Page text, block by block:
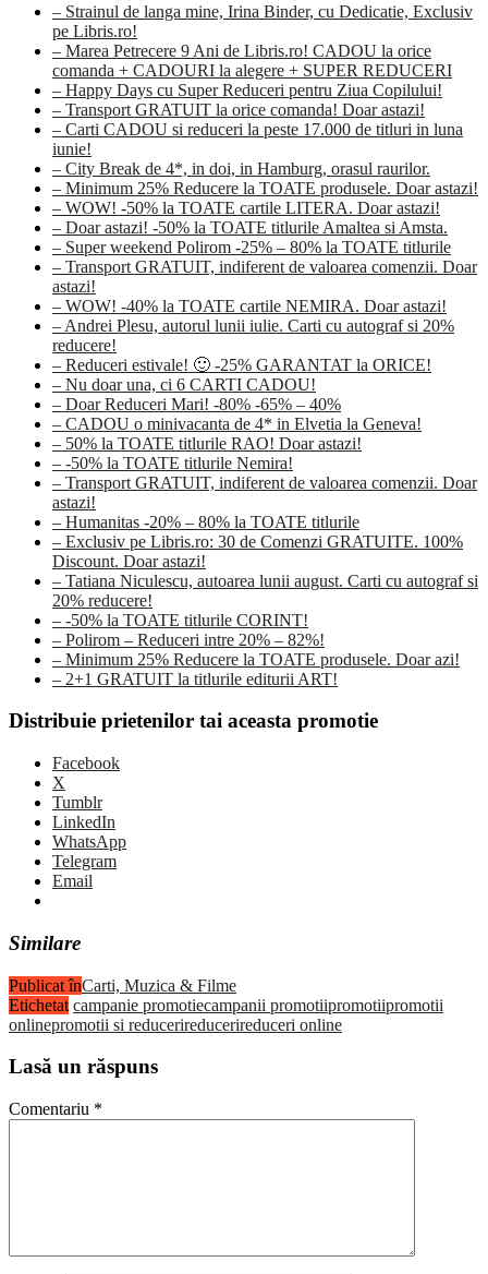
– Strainul de langa mine, Irina Binder, cu Dedicatie, Exclusiv
pe Libris.ro!
– Marea Petrecere 9 Ani de Libris.ro! CADOU la orice
comanda + CADOURI la alegere + SUPER REDUCERI
– Happy Days cu Super Reduceri pentru Ziua Copilului!
– Transport GRATUIT la orice comanda! Doar astazi!
– Carti CADOU si reduceri la peste 17.000 de titluri in luna
iunie!
– City Break de 4*, in doi, in Hamburg, orasul raurilor.
– Minimum 25% Reducere la TOATE produsele. Doar astazi!
– WOW! -50% la TOATE cartile LITERA. Doar astazi!
– Doar astazi! -50% la TOATE titlurile Amaltea si Amsta.
– Super weekend Polirom -25% – 80% la TOATE titlurile
– Transport GRATUIT, indiferent de valoarea comenzii. Doar
astazi!
– WOW! -40% la TOATE cartile NEMIRA. Doar astazi!
– Andrei Plesu, autorul lunii iulie. Carti cu autograf si 20%
reducere!
– Reduceri estivale! 🙂 -25% GARANTAT la ORICE!
– Nu doar una, ci 6 CARTI CADOU!
– Doar Reduceri Mari! -80% -65% – 40%
– CADOU o minivacanta de 4* in Elvetia la Geneva!
– 50% la TOATE titlurile RAO! Doar astazi!
– -50% la TOATE titlurile Nemira!
– Transport GRATUIT, indiferent de valoarea comenzii. Doar
astazi!
– Humanitas -20% – 80% la TOATE titlurile
– Exclusiv pe Libris.ro: 30 de Comenzi GRATUITE. 100%
Discount. Doar astazi!
– Tatiana Niculescu, autoarea lunii august. Carti cu autograf si
20% reducere!
– -50% la TOATE titlurile CORINT!
– Polirom – Reduceri intre 20% – 82%!
– Minimum 25% Reducere la TOATE produsele. Doar azi!
– 2+1 GRATUIT la titlurile editurii ART!
Distribuie prietenilor tai aceasta promotie
Facebook
X
Tumblr
LinkedIn
WhatsApp
Telegram
Email
Similare
Publicat înCarti, Muzica & Filme
Etichetat campanie promotiecampanii promotiipromotiipromotii
onlinepromotii si reducerireducerireduceri online
Lasă un răspuns
Comentariu *